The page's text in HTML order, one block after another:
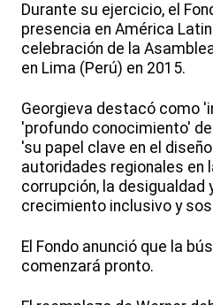
Durante su ejercicio, el
presencia en América
celebración de la
en Lima (Perú) en 2015.
Georgieva destacó como
'profundo conocimiento'
'su papel clave en el
autoridades regionales en
corrupción, la desigualdad
crecimiento inclusivo y
El Fondo anunció que la
comenzará pronto.